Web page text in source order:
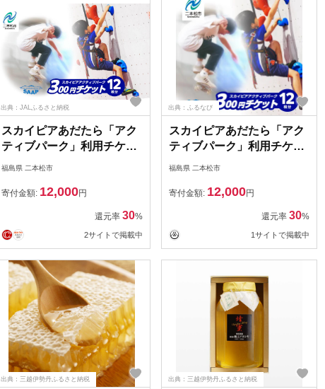
出典：JALふるさと納税
スカイピアあだたら「アク
ティブパーク」利用チケッ
ト 300円×12枚分 チャンス
ケートボード スポーツクラ
イミング スラックライン
屋内スポーツ おすすめ お
中元 お歳暮 ギフト 二本松
料【一般社団法人F-
WORLD】
福島県 二本松市
寄付金額: 12,000円
還元率 30%
2サイトで掲載中
出典：ふるなび
スカイピアあだたら「アク
ティブパーク」利用チケッ
ト 300円×12枚分【一般社
福島県 二本松市
寄付金額: 12,000円
還元率 30%
1サイトで掲載中
出典：三越伊勢丹ふるさと納税 出典：三越伊勢丹ふるさと納税